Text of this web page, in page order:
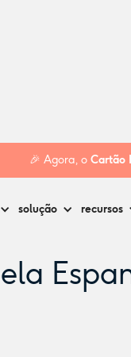
🎉 Agora, o Cartão
solução recursos